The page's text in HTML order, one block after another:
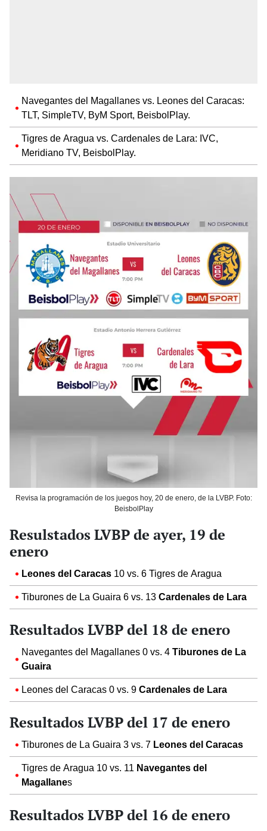
Navegantes del Magallanes vs. Leones del Caracas:
TLT, SimpleTV, ByM Sport, BeisbolPlay.
Tigres de Aragua vs. Cardenales de Lara: IVC,
Meridiano TV, BeisbolPlay.
Revisa la programación de los juegos hoy, 20 de enero, de la LVBP. Foto:
BeisbolPlay
Resulstados LVBP de ayer, 19 de
enero
Leones del Caracas 10 vs. 6 Tigres de Aragua
Tiburones de La Guaira 6 vs. 13 Cardenales de Lara
Resultados LVBP del 18 de enero
Navegantes del Magallanes 0 vs. 4 Tiburones de La
Guaira
Leones del Caracas 0 vs. 9 Cardenales de Lara
Resultados LVBP del 17 de enero
Tiburones de La Guaira 3 vs. 7 Leones del Caracas
Tigres de Aragua 10 vs. 11 Navegantes del
Magallanes
Resultados LVBP del 16 de enero